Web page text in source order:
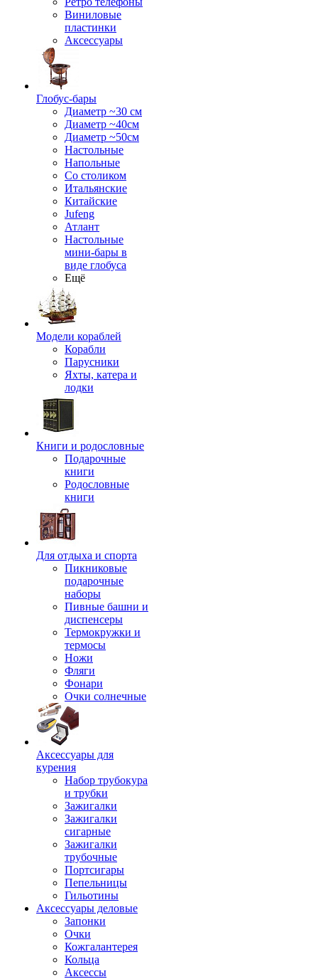
Виниловые
пластинки
Аксессуары
Глобус-бары
Диаметр ~30 см
Диаметр ~40см
Диаметр ~50см
Настольные
Напольные
Со столиком
Итальянские
Китайские
Jufeng
Атлант
Настольные
мини-бары в
виде глобуса
Ещё
Модели кораблей
Корабли
Парусники
Яхты, катера и
лодки
Книги и родословные
Подарочные
книги
Родословные
книги
Для отдыха и спорта
Пикниковые
подарочные
наборы
Пивные башни и
диспенсеры
Термокружки и
термосы
Ножи
Фляги
Фонари
Очки солнечные
Аксессуары для
курения
Набор трубокура
и трубки
Зажигалки
Зажигалки
сигарные
Зажигалки
трубочные
Портсигары
Пепельницы
Гильотины
Аксессуары деловые
Запонки
Очки
Кожгалантерея
Кольца
Аксессы